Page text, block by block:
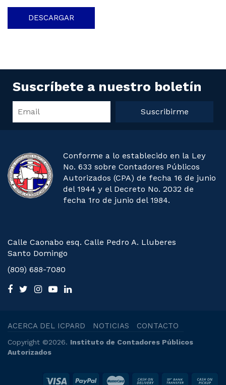
DESCARGAR
Suscríbete a nuestro boletín
Suscribirme
Conforme a lo establecido en la Ley
No. 633 sobre Contadores Públicos
Autorizados (CPA) de fecha 16 de junio
del 1944 y el Decreto No. 2032 de
fecha 1ro de junio del 1984.
Calle Caonabo esq. Calle Pedro A. Lluberes
Santo Domingo
(809) 688-7080
ACERCA DEL ICPARD NOTICIAS CONTACTO
Copyright ©2026. Instituto de Contadores Públicos
Autorizados